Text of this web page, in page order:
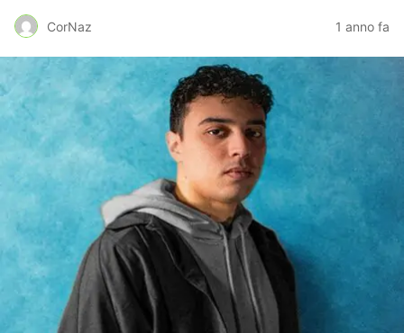
CorNaz 1 anno fa